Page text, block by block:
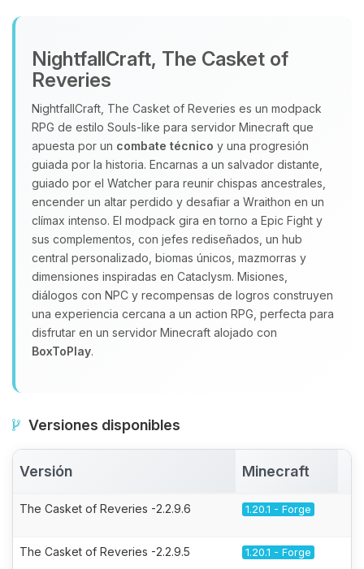
NightfallCraft, The Casket of
Reveries
NightfallCraft, The Casket of Reveries es un modpack
RPG de estilo Souls‑like para servidor Minecraft que
apuesta por un combate técnico y una progresión
guiada por la historia. Encarnas a un salvador distante,
guiado por el Watcher para reunir chispas ancestrales,
encender un altar perdido y desafiar a Wraithon en un
clímax intenso. El modpack gira en torno a Epic Fight y
sus complementos, con jefes rediseñados, un hub
central personalizado, biomas únicos, mazmorras y
dimensiones inspiradas en Cataclysm. Misiones,
diálogos con NPC y recompensas de logros construyen
una experiencia cercana a un action RPG, perfecta para
disfrutar en un servidor Minecraft alojado con
BoxToPlay.
Versiones disponibles
Versión Minecraft
The Casket of Reveries -2.2.9.6 1.20.1 - Forge
The Casket of Reveries -2.2.9.5 1.20.1 - Forge
hablar! Soy Choupy, tu pequeno
asistente de BoxToPlay. Cuentame
que necesitas y moveré mis
pequenos circuitos para ayudarte.
07/08/2026 03:26